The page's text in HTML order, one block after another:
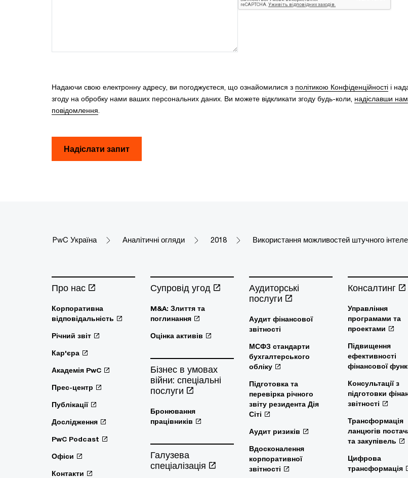
Надаючи свою електронну адресу, ви погоджуєтеся, що ознайомилися з політикою Конфіденційності і
згоду на обробку нами ваших персональних даних. Ви можете відкликати згоду будь-коли, надіславши нам
повідомлення
Надіслати запит
PwC Україна Аналітичні огляди 2018 Використання можливостей штучного
Про нас
Корпоративна
відповідальність
Річний звіт
Кар'єра
Академія PwC
Прес-центр
Публікації
Дослідження
PwC Podcast
Офіси
Контакти
Супровід угод
M&A: Злиття та
поглинання
Оцінка активів
Бізнес в умовах
війни: спеціальні
послуги
Бронювання
працівників
Галузева
спеціалізація
Аудиторські
послуги
Аудит фінансової
звітності
МСФЗ стандарти
бухгалтерського
обліку
Підготовка та
перевірка річного
звіту резидента Дія
Сіті
Аудит ризиків
Вдосконалення
корпоративної
звітності
Консалтинг
Управління
програмами та
проектами
Підвищення
ефективності
фінансової
Консультації з
підготовки
звітності
Трансформація
ланцюгів
та закупівель
Цифрова
трансформація